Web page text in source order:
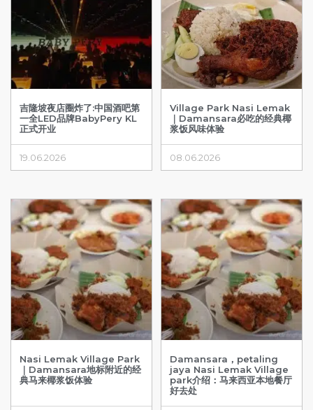
吉隆坡夜店圈炸了:中国酒吧第
一全LED品牌BabyPery KL
正式开业
19.06.2026
Village Park Nasi Lemak
｜Damansara必吃的经典椰
浆饭风味体验
08.06.2026
Nasi Lemak Village Park
｜Damansara地标附近的经
典马来椰浆饭体验
Damansara，petaling
jaya Nasi Lemak Village
park介绍：马来西亚本地餐厅
好去处